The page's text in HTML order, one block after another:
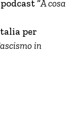
“A cosa
per
in